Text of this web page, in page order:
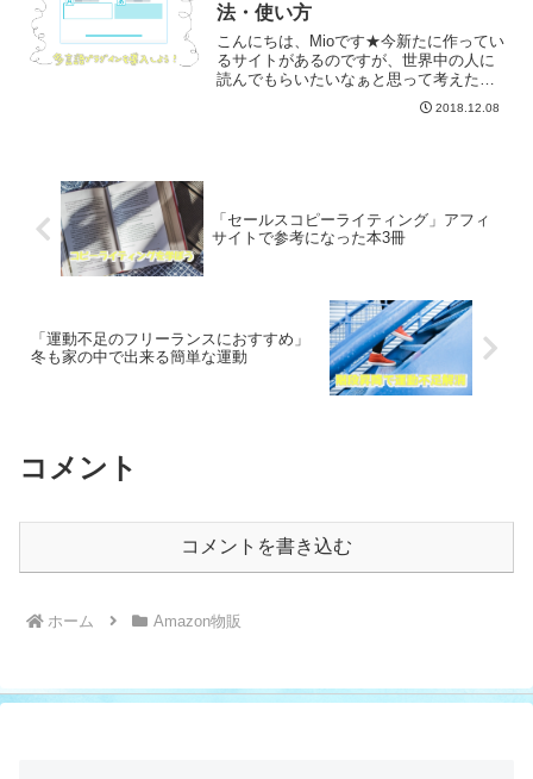
法・使い方
こんにちは、Mioです★今新たに作ってい
るサイトがあるのですが、世界中の人に
読んでもらいたいなぁと思って考えた結
果多言語プラグインを導入することにし
ました💡多言語プラグインも色々ありま
2018.12.08
「セールスコピーライティング」アフィ
サイトで参考になった本3冊
「運動不足のフリーランスにおすすめ」
冬も家の中で出来る簡単な運動
コメント
コメントを書き込む
ホーム Amazon物販